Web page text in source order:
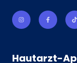
Hautarzt-